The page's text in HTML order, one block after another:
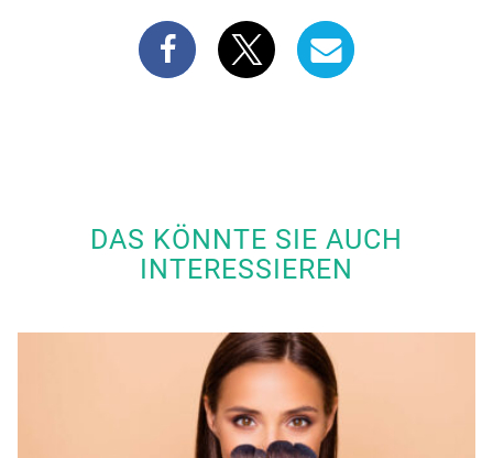
DAS KÖNNTE SIE AUCH
INTERESSIEREN